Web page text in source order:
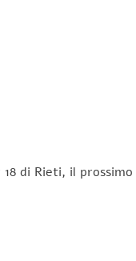
di Rieti, il prossimo